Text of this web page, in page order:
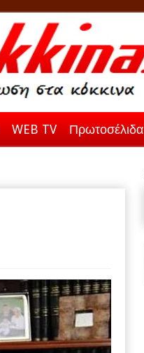
WEB TV Πρωτοσέλιδα